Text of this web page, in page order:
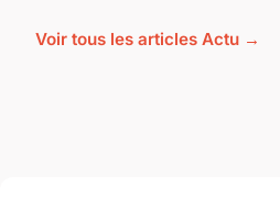
Voir tous les articles Actu →